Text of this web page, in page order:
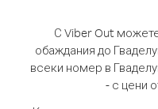
С Viber Out
обаждания до
всеки номер в
- с цени